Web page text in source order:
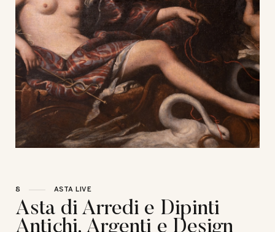
8 ASTA LIVE
Asta di Arredi e Dipinti
Antichi, Argenti e Design